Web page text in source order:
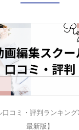
コミ・評判ランキン
最新版】